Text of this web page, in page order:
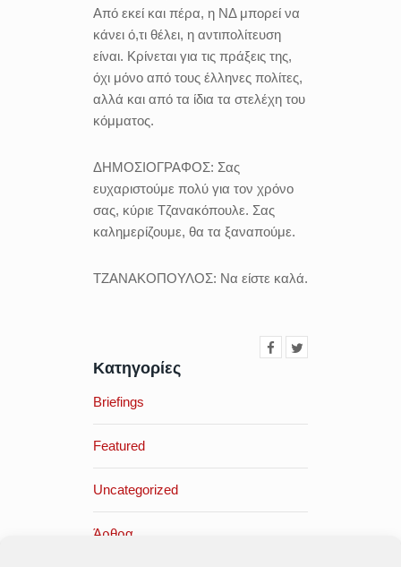
Από εκεί και πέρα, η ΝΔ μπορεί να
κάνει ό,τι θέλει, η αντιπολίτευση
είναι. Κρίνεται για τις πράξεις της,
όχι μόνο από τους έλληνες πολίτες,
αλλά και από τα ίδια τα στελέχη του
κόμματος.
ΔΗΜΟΣΙΟΓΡΑΦΟΣ: Σας
ευχαριστούμε πολύ για τον χρόνο
σας, κύριε Τζανακόπουλε. Σας
καλημερίζουμε, θα τα ξαναπούμε.
ΤΖΑΝΑΚΟΠΟΥΛΟΣ: Να είστε καλά.
Κατηγορίες
Briefings
Featured
Uncategorized
Άρθρα